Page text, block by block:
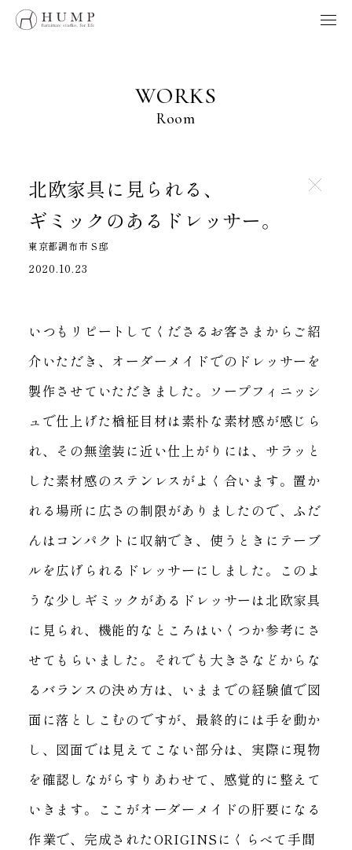
お問い合わせ
Follow us
WORKS
Room
北欧家具に見られる、
ギミックのあるドレッサー。
東京都調布市 S邸
2020.10.23
いつもリピートしてくださるお客さまからご紹
介いただき、 オーダーメイドでのドレッサーを
製作させていただきました。 ソープフィニッシ
ュで仕上げた楢柾目材は素朴な素材感が感じら
れ、
その無塗装に近い仕上がりには、サラッと
した素材感のステンレスがよく合います。 置か
れる場所に広さの制限がありましたので、ふだ
んはコンパクトに収納でき、 使うときにテーブ
ルを広げられるドレッサーにしました。
このよ
うな少しギミックがあるドレッサーは北欧家具
に見られ、 機能的なところはいくつか参考にさ
せてもらいました。
それでも大きさなどからな
るバランスの決め方は、いままでの経験値で図
面に落としこむのですが、 最終的には手を動か
し、図面では見えてこない部分は、 実際に現物
を確認しながらすりあわせて、感覚的に整えて
いきます。
ここがオーダーメイドの肝要になる
作業で、完成されたORIGINSにくらべて手間